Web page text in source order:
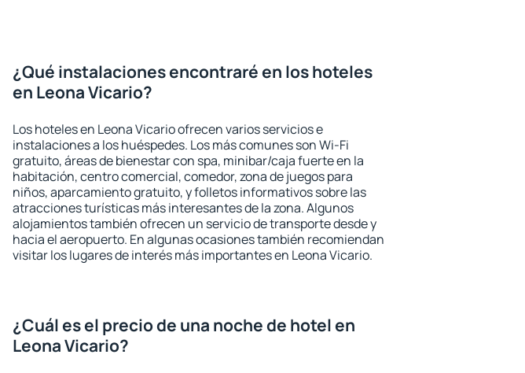
¿Qué instalaciones encontraré en los hoteles
en Leona Vicario?
Los hoteles en Leona Vicario ofrecen varios servicios e
instalaciones a los huéspedes. Los más comunes son Wi-Fi
gratuito, áreas de bienestar con spa, minibar/caja fuerte en la
habitación, centro comercial, comedor, zona de juegos para
niños, aparcamiento gratuito, y folletos informativos sobre las
atracciones turísticas más interesantes de la zona. Algunos
alojamientos también ofrecen un servicio de transporte desde y
hacia el aeropuerto. En algunas ocasiones también recomiendan
visitar los lugares de interés más importantes en Leona Vicario.
¿Cuál es el precio de una noche de hotel en
Leona Vicario?